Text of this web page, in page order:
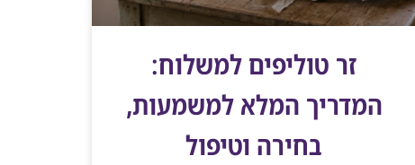
זר טוליפים למשלוח:
המדריך המלא למשמעות,
בחירה וטיפול